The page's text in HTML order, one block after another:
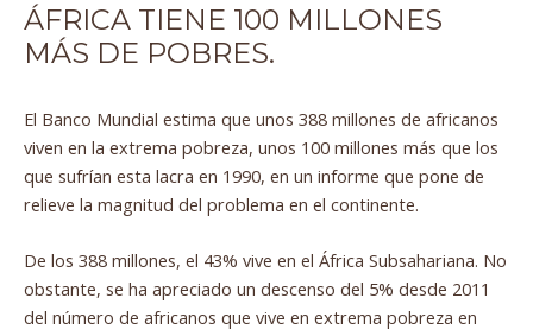
ÁFRICA TIENE 100 MILLONES
MÁS DE POBRES.
El Banco Mundial estima que unos 388 millones de africanos
viven en la extrema pobreza, unos 100 millones más que los
que sufrían esta lacra en 1990, en un informe que pone de
relieve la magnitud del problema en el continente.
De los 388 millones, el 43% vive en el África Subsahariana. No
obstante, se ha apreciado un descenso del 5% desde 2011
del número de africanos que vive en extrema pobreza en